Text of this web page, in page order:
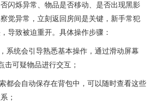
闪烁异常、物品是否移动、是否出现黑影
觉异常，立刻返回房间是关键，新手常犯
导致被迫重开。具体操作步骤：
系统会引导熟悉基本操作，通过滑动屏幕
击可疑物品进行交互；
都会自动保存在背包中，可以随时查看这些
；